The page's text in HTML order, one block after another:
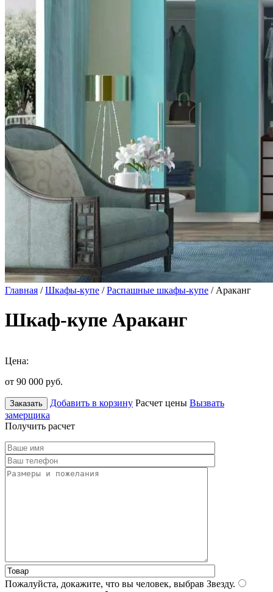
Главная /Шкафы-купе /Распашные шкафы-купе / Араканг
Шкаф-купе Араканг
Цена:
от 90 000 руб.
Заказать Добавить в корзину Расчет цены Вызвать
замерщика
Получить расчет
Пожалуйста, докажите, что вы человек, выбрав Звезду.